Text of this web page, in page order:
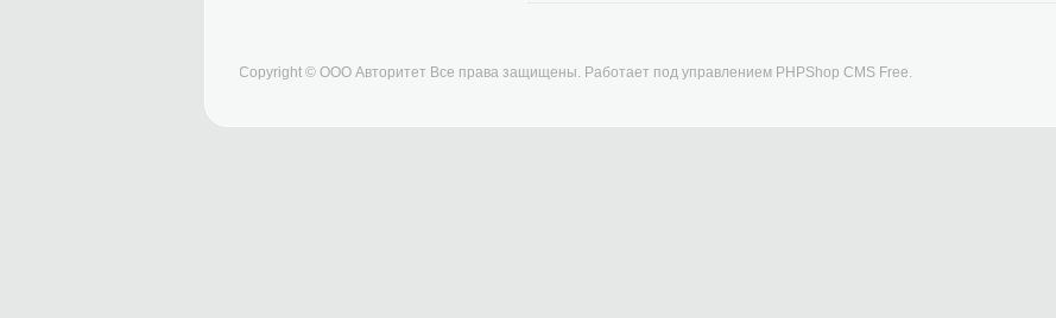
Copyright © ООО Авторитет Все права защищены. Работает под управлением PHPShop CMS Free.